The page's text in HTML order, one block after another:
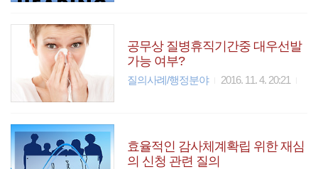
공무상 질병휴직기간중 대우선발
가능 여부?
질의사례/행정분야 2016. 11. 4. 20:21
효율적인 감사체계확립 위한 재심
의 신청 관련 질의